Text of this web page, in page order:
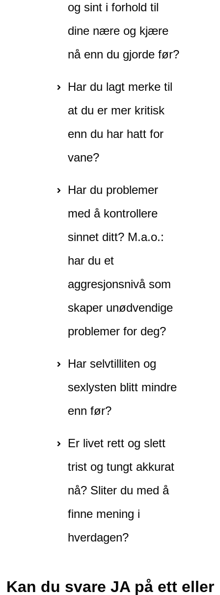
og sint i forhold til
dine nære og kjære
nå enn du gjorde før?
Har du lagt merke til
at du er mer kritisk
enn du har hatt for
vane?
Har du problemer
med å kontrollere
sinnet ditt? M.a.o.:
har du et
aggresjonsnivå som
skaper unødvendige
problemer for deg?
Har selvtilliten og
sexlysten blitt mindre
enn før?
Er livet rett og slett
trist og tungt akkurat
nå? Sliter du med å
finne mening i
hverdagen?
Kan du svare JA på ett eller